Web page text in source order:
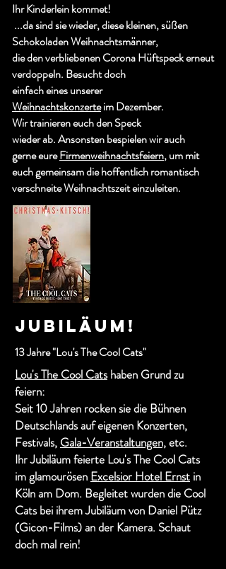
Ihr Kinderlein kommet!
...da sind sie wieder,diese kleinen, süßen
Schokoladen Weihnachtsmänner,
die den verbliebenenCorona Hüftspeck erneut
verdoppeln. Besucht doch
einfach eines unserer
Weihnachtskonzerteim Dezember.
Wir trainieren euch den Speck
wieder ab. Ansonsten bespielen wir auch
gerne eureFirmenweihnachtsfeiern, um mit
euchgemeinsam die hoffentlich romantisch
verschneite Weihnachtszeit einzuleiten.
Jubiläum!
13 Jahre "Lou's The Cool Cats"
Lou's The Cool Catshaben Grund zu
feiern:
Seit 10 Jahren rocken sie die Bühnen
Deutschlands auf eigenen Konzerten,
Festivals, Gala-Veranstaltungen,etc.
Ihr Jubiläum feierte Lou's The Cool Cats
im glamourösen Excelsior Hotel Ernst in
Köln am Dom. Begleitet wurden die Cool
Cats bei ihrem Jubiläum von Daniel Pütz
(Gicon-Films) an der Kamera. Schaut
doch mal rein!